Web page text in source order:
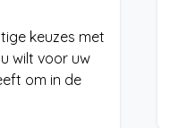
keuzes met
wilt voor uw
om in de